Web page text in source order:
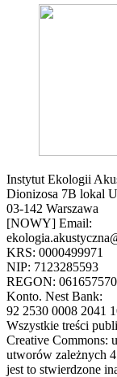
Instytut Ekologii
Dionizosa 7B lokal
03-142 Warszawa
[NOWY] Email:
KRS: 0000499971
NIP: 7123285593
REGON: 061657570
Konto. Nest Bank:
92 2530 0008 2041
Wszystkie treści
Creative Commons:
utworów zależnych
jest to stwierdzone